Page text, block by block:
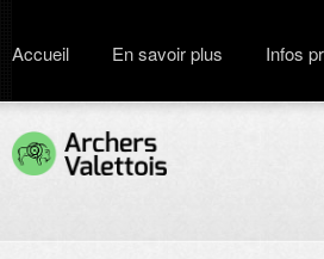
Accueil En savoir plus Infos